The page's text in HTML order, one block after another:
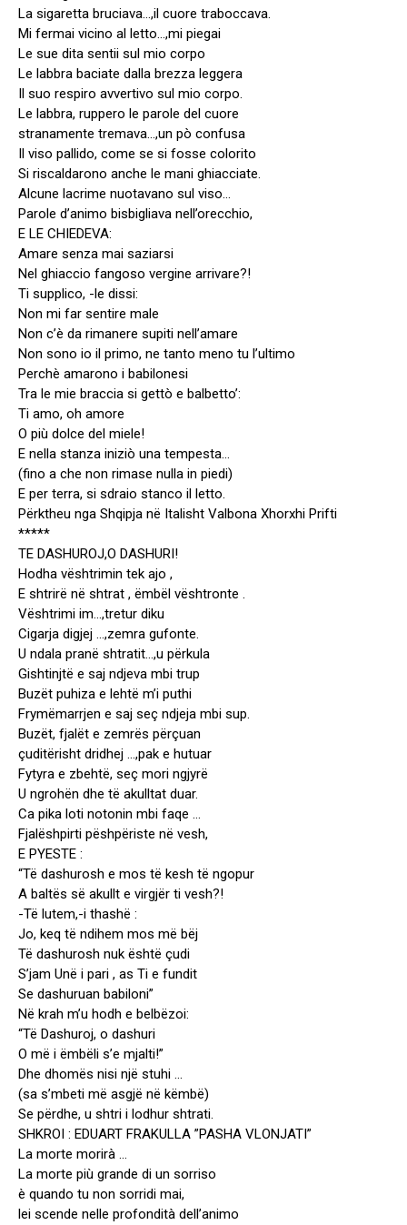
La sigaretta bruciava…,il cuore traboccava.
Mi fermai vicino al letto…,mi piegai
Le sue dita sentii sul mio corpo
Le labbra baciate dalla brezza leggera
Il suo respiro avvertivo sul mio corpo.
Le labbra, ruppero le parole del cuore
stranamente tremava…,un pò confusa
Il viso pallido, come se si fosse colorito
Si riscaldarono anche le mani ghiacciate.
Alcune lacrime nuotavano sul viso…
Parole d’animo bisbigliava nell’orecchio,
E LE CHIEDEVA:
Amare senza mai saziarsi
Nel ghiaccio fangoso vergine arrivare?!
Ti supplico, -le dissi:
Non mi far sentire male
Non c’è da rimanere supiti nell’amare
Non sono io il primo, ne tanto meno tu l’ultimo
Perchè amarono i babilonesi
Tra le mie braccia si gettò e balbetto’:
Ti amo, oh amore
O più dolce del miele!
E nella stanza iniziò una tempesta…
(fino a che non rimase nulla in piedi)
E per terra, si sdraio stanco il letto.
Përktheu nga Shqipja në Italisht Valbona Xhorxhi Prifti
*****
TE DASHUROJ,O DASHURI!
Hodha vështrimin tek ajo ,
E shtrirë në shtrat , ëmbël vështronte .
Vështrimi im…,tretur diku
Cigarja digjej …,zemra gufonte.
U ndala pranë shtratit…,u përkula
Gishtinjtë e saj ndjeva mbi trup
Buzët puhiza e lehtë m’i puthi
Frymëmarrjen e saj seç ndjeja mbi sup.
Buzët, fjalët e zemrës përçuan
çuditërisht dridhej …,pak e hutuar
Fytyra e zbehtë, seç mori ngjyrë
U ngrohën dhe të akulltat duar.
Ca pika loti notonin mbi faqe …
Fjalëshpirti pëshpëriste në vesh,
E PYESTE :
“Të dashurosh e mos të kesh të ngopur
A baltës së akullt e virgjër ti vesh?!
-Të lutem,-i thashë :
Jo, keq të ndihem mos më bëj
Të dashurosh nuk është çudi
S’jam Unë i pari , as Ti e fundit
Se dashuruan babiloni”
Në krah m’u hodh e belbëzoi:
“Të Dashuroj, o dashuri
O më i ëmbëli s’e mjalti!”
Dhe dhomës nisi një stuhi …
(sa s’mbeti më asgjë në këmbë)
Se përdhe, u shtri i lodhur shtrati.
SHKROI : EDUART FRAKULLA ”PASHA VLONJATI”
La morte morirà …
La morte più grande di un sorriso
è quando tu non sorridi mai,
lei scende nelle profondità dell’animo